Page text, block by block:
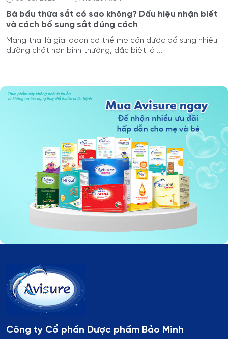
Bà bầu thừa sắt có sao không? Dấu hiệu nhận biết
và cách bổ sung sắt đúng cách
Mang thai là giai đoạn cơ thể mẹ cần được bổ sung nhiều
dưỡng chất hơn bình thường, đặc biệt là ...
Công ty Cổ phần Dược phẩm Bảo Minh